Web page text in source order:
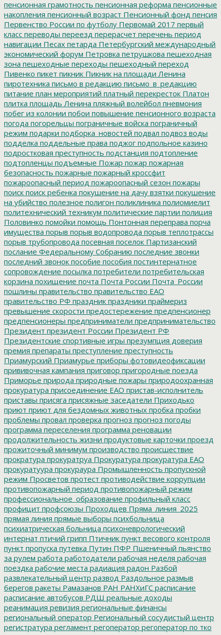
пенсионная грамотность пенсионная реформа пенсионные
накопления пенсионный возраст Пенсионный фонд пенсия
Первенство России по футболу Первомай 2017 первый
класс переводы переезд перерасчет перечень период
навигации Песах петарда Петербургский международный
экономический форум Петровка петрушкова пешеходная
зона пешеходные переходы пешеходный переход
Пивенко пикет пикник Пикник на площади Ленина
пиротехника письмо в редакцию письмо_в_редакцию
питание план мероприятий платный перекресток Платон
плитка площадь Ленина пляжный волейбол пневмония
побег из колонии побои повышение пенсионного возраста
погода погорельцы пограничные войска пограничный
режим подарки подборка_новостей подвал подвоз воды
подделка поддельные права поджог подпольное казино
подростковая преступность подстанция подтопление
подтопленцы подъемные Пожар пожар пожарная
безопасность пожарные пожарный кроссфит
пожароопасный период пожароопасный сезон пожары
поиск поиск ребенка покушение на дачу взятки покушение
на убийство полезное полигон поликлиника полиомиелит
политехнический техникум политические партии полиция
Половинко помойки помощь Понтонная переправа порча
имущества порыв порыв водопровода порыв теплотрассы
порыв трубопровода посевная поселок Партизанский
послание Федеральному Собранию последние звонки
последний звонок пособие пособия постинтернатное
сопровождение посылка потребители потребительская
корзина похищение почта Почта России Почта_России
пошлины правительство правительство ЕАО
правительство РФ праздник праздники праймериз
превышение скорости предостережение предпенсионер
предпенсионеры предприниматели предпринимательство
Президент президент России Президент РФ
Президентские спортивные игры презумпция доверия
премия препараты преступление преступность
Приамурский Приамурье приборы фотовидеофиксации
прививочная кампания приговор пригородные поезда
Приморье природа природные пожары природоохранная
прокуратура присоединение ЕАО пристав-исполнитель
приставы присяга присяжные заседатели Приходько
приют приют для бездомных животных пробка пробки
проблемы провал проверка прогноз прогноз погоды
программа переселения программа реновации
продолжительность жизни продуктовые карточки проезд
прожиточный минимум производство происшествие
прократура прокуратруа Прокуратура прокуратура ЕАО
прокуратуура прокураура Промышленность пропускной
режим Просветов протест противодействие коррупции
противопожарный период противопожарный режим
профессиональное_образование профильный класс
профицит профсоюзы Проходцев Пряма_линия_2025
прямая линия прямые выборы психбольница
психиатрическая больница психоневрологический
интернат птичий грипп Птичник пункт весового контроля
пункт пропуска путевка Путин ПФР Пшеничный пьянство
за рулем работа работодатели рабочая неделя рабочая
поездка рабочие места радиация радон Разбой
развлекательный центр развод Раздольное размыв
берегов ракеты Рамазанов РАН РАНХиГС расписание
расписание автобусов РДШ реальные доходы
реанимация ревизия региональные финансы
региональный оператор Региональный сосудистый центр
регистратура регламент регоператор регоператор по тко